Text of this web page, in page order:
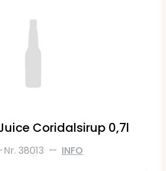
Coridalsirup 0,7l
38013 — INFO